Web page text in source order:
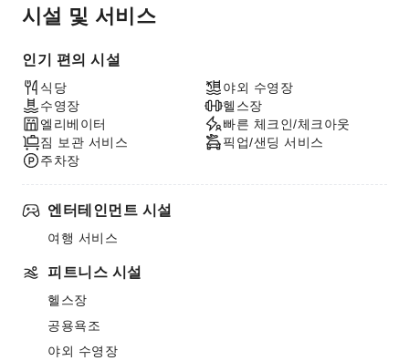
시설 및 서비스
인기 편의 시설
식당
수영장
엘리베이터
짐 보관 서비스
주차장
야외 수영장
헬스장
빠른 체크인/체크아웃
픽업/샌딩 서비스
엔터테인먼트 시설
여행 서비스
피트니스 시설
헬스장
공용욕조
야외 수영장